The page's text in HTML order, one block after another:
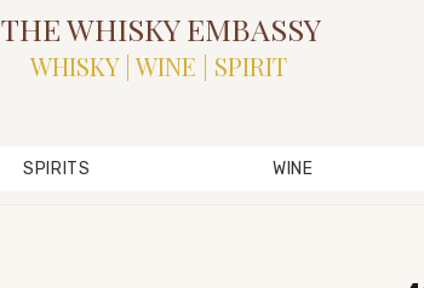
THE WHISKY EMBASSY
WHISKY | WINE | SPIRIT
SPIRITS WINE